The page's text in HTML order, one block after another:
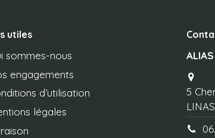
utiles
sommes-nous
engagements
d’utilisation
légales
5
LINAS